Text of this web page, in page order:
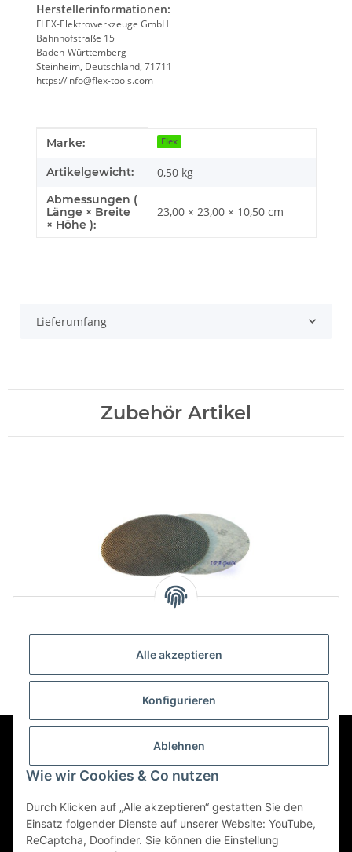
Alle akzeptieren
Konfigurieren
Ablehnen
Wie wir Cookies & Co nutzen
Durch Klicken auf „Alle akzeptieren“ gestatten Sie den
Einsatz folgender Dienste auf unserer Website: YouTube,
ReCaptcha, Doofinder. Sie können die Einstellung
Herstellerinformationen:
FLEX-Elektrowerkzeuge GmbH
Bahnhofstraße 15
Baden-Württemberg
Steinheim, Deutschland, 71711
https://info@flex-tools.com
Produkteigenschaft
Wert
Marke: Flex
Artikelgewicht: 0,50 kg
Abmessungen (
Länge × Breite
× Höhe ):
23,00 × 23,00 × 10,50 cm
Lieferumfang
Zubehör Artikel
100,14 €*
Service
Gesetzliche Informationen